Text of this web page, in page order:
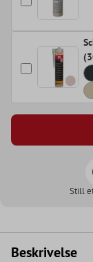
Still
Beskrivelse